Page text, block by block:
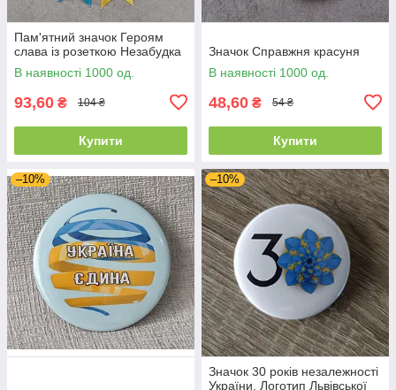
Пам'ятний значок Героям
слава із розеткою Незабудка
В наявності 1000 од.
93,60 ₴ 104 ₴
Купити
Значок Справжня красуня
В наявності 1000 од.
48,60 ₴ 54 ₴
Купити
–10% –10%
Значок 30 років незалежності
України. Логотип Львівської